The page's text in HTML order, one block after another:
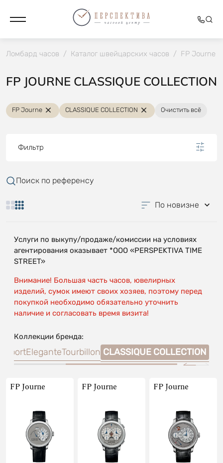
Ломбард часов / Каталог швейцарских часов / FP Journe
FP JOURNE CLASSIQUE COLLECTION
FP Journe CLASSIQUE COLLECTION Очистить всё
Фильтр
Поиск по референсу
По новизне
Услуги по выкупу/продаже/комиссии на условиях
агентирования оказывает *OOO «PERSPEKTIVA TIME
STREET»
Внимание! Большая часть часов, ювелирных
изделий, сумок имеют своих хозяев, поэтому перед
покупкой необходимо обязательно уточнить
наличие и согласовать время визита!
Коллекции бренда:
EleganteTourbillon CLASSIQUE COLLECTION
FP Journe FP Journe FP Journe